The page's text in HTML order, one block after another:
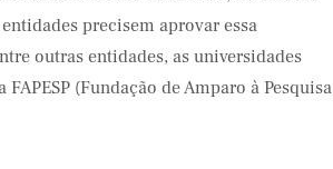
precisem aprovar essa
outras entidades, as universidades
(Fundação de Amparo à Pesquisa